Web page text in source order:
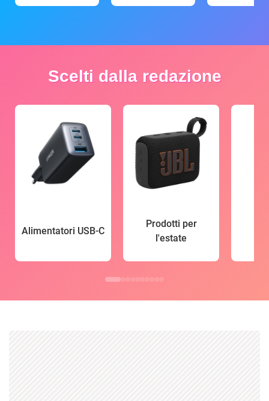
Scelti dalla redazione
Alimentatori USB-C
Prodotti per
l'estate